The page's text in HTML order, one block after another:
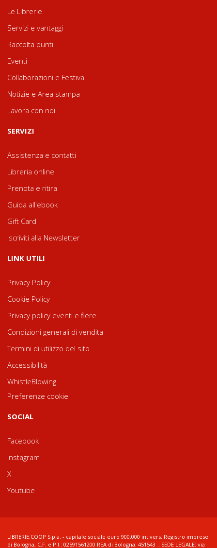
Le Librerie
Servizi e vantaggi
Raccolta punti
Eventi
Collaborazioni e Festival
Notizie e Area stampa
Lavora con noi
SERVIZI
Assistenza e contatti
Libreria online
Prenota e ritira
Guida all'ebook
Gift Card
Iscriviti alla Newsletter
LINK UTILI
Privacy Policy
Cookie Policy
Privacy policy eventi e fiere
Condizioni generali di vendita
Termini di utilizzo del sito
Accessibilità
WhistleBlowing
Preferenze cookie
SOCIAL
Facebook
Instagram
X
Youtube
LIBRERIE.COOP S.p.a. - capitale sociale euro 900.000 int.vers. Registro imprese
di Bologna, C.F. e P.I.: 02591561200 REA di Bologna: 451543 ; SEDE LEGALE: via